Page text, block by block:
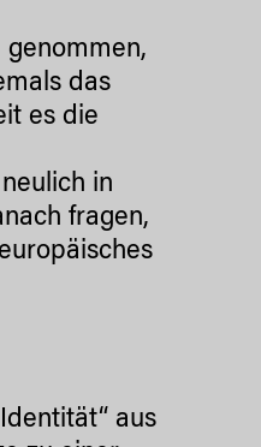
das
es die
in
fragen,
aus